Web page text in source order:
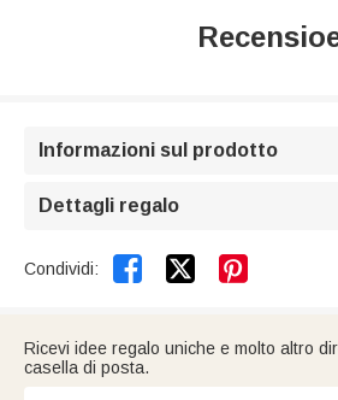
Informazioni sul prodotto
Dettagli regalo
Condividi:  
Ricevi idee regalo uniche e molto altro
casella di posta.